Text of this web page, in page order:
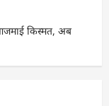
किस्मत, अब